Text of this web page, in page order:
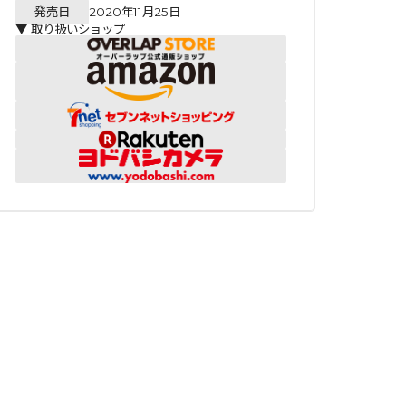
発売日
2020年11月25日
▼ 取り扱いショップ